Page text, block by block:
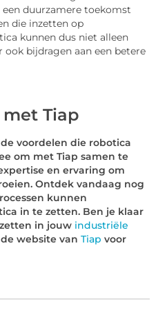
duurzamere toekomst
die inzetten op
kunnen dus niet alleen
bijdragen aan een betere
Tiap
voordelen die robotica
om met Tiap samen te
en ervaring om
Ontdek vandaag nog
kunnen
in te zetten. Ben je klaar
in jouw industriële
website van Tiap voor